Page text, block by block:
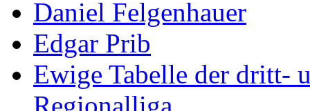
Daniel Felgenhauer
Edgar Prib
Ewige Tabelle der dritt-
Regionalliga